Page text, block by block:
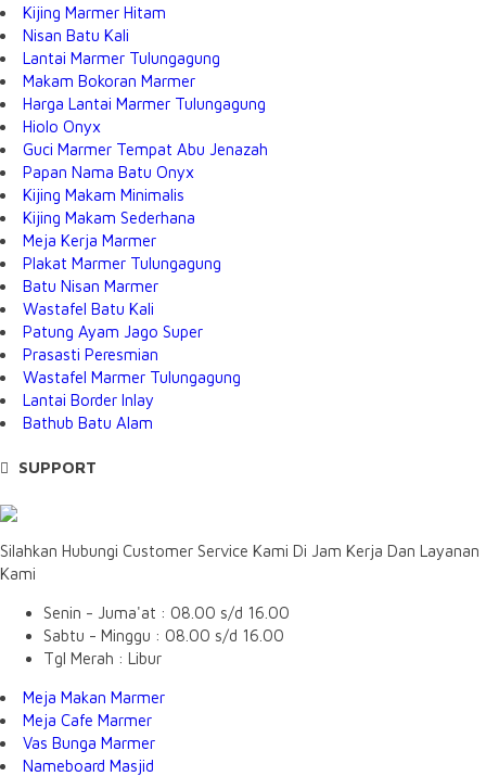
Kijing Marmer Hitam
Nisan Batu Kali
Lantai Marmer Tulungagung
Makam Bokoran Marmer
Harga Lantai Marmer Tulungagung
Hiolo Onyx
Guci Marmer Tempat Abu Jenazah
Papan Nama Batu Onyx
Kijing Makam Minimalis
Kijing Makam Sederhana
Meja Kerja Marmer
Plakat Marmer Tulungagung
Batu Nisan Marmer
Wastafel Batu Kali
Patung Ayam Jago Super
Prasasti Peresmian
Wastafel Marmer Tulungagung
Lantai Border Inlay
Bathub Batu Alam
SUPPORT
Silahkan Hubungi Customer Service Kami Di Jam Kerja Dan Layanan
Kami
Senin - Juma'at : 08.00 s/d 16.00
Sabtu - Minggu : 08.00 s/d 16.00
Tgl Merah : Libur
Meja Makan Marmer
Meja Cafe Marmer
Vas Bunga Marmer
Nameboard Masjid